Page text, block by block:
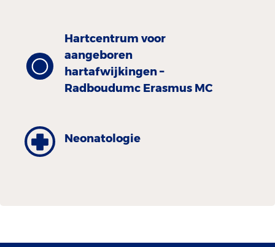
Hartcentrum voor
aangeboren
hartafwijkingen –
Radboudumc Erasmus MC
Neonatologie